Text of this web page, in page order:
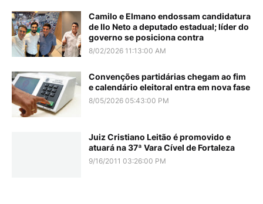
Camilo e Elmano endossam candidatura
de Ilo Neto a deputado estadual; líder do
governo se posiciona contra
8/02/2026 11:13:00 AM
Convenções partidárias chegam ao fim
e calendário eleitoral entra em nova fase
8/05/2026 05:43:00 PM
Juiz Cristiano Leitão é promovido e
atuará na 37ª Vara Cível de Fortaleza
9/16/2011 03:26:00 PM